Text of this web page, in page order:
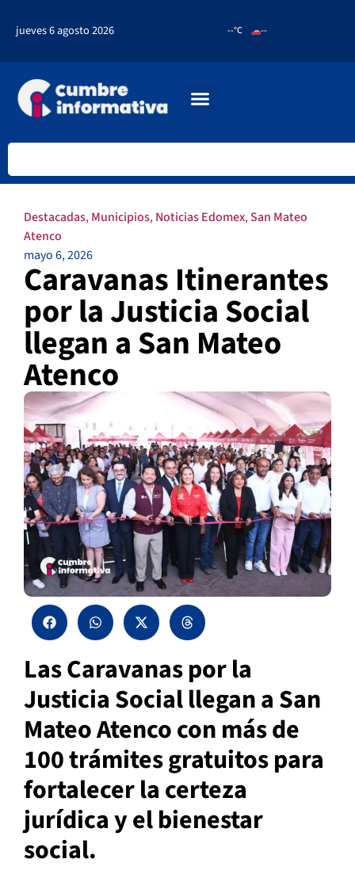
jueves 6 agosto 2026 --°C --
Destacadas,Municipios,Noticias Edomex,San Mateo
Atenco
mayo 6, 2026
Caravanas Itinerantes
por la Justicia Social
llegan a San Mateo
Atenco
Las Caravanas por la
Justicia Social llegan a San
Mateo Atenco con más de
100 trámites gratuitos para
fortalecer la certeza
jurídica y el bienestar
social.